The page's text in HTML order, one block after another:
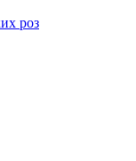
роз